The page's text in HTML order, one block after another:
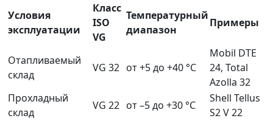
Условия
эксплуатации
Класс
ISO
VG
Температурный
диапазон
Примеры
Отапливаемый
склад
VG 32 от +5 до +40 °C
Mobil DTE
24, Total
Azolla 32
Прохладный
склад
VG 22 от –5 до +30 °C
Shell Tellus
S2 V 22